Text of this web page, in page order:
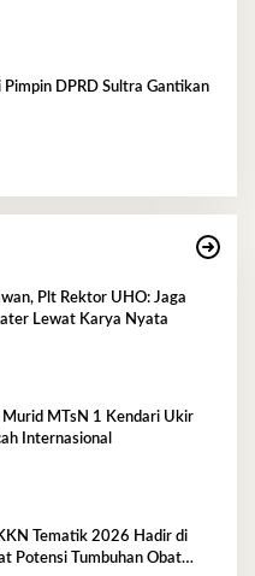
Pimpin DPRD Sultra Gantikan
Plt Rektor UHO: Jaga
Lewat Karya Nyata
Murid MTsN 1 Kendari Ukir
Internasional
Tematik 2026 Hadir di
Potensi Tumbuhan Obat